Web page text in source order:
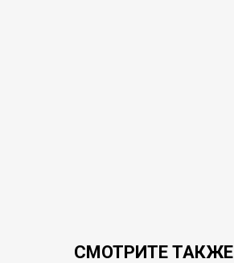
СМОТРИТЕ ТАКЖЕ